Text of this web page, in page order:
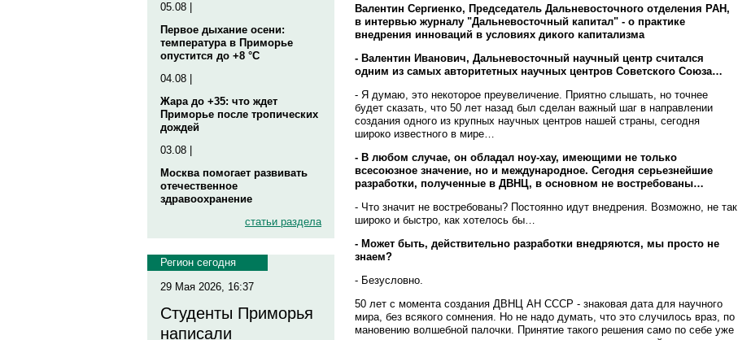
05.08 |
Первое дыхание осени:
температура в Приморье
опустится до +8 °C
04.08 |
Жара до +35: что ждет
Приморье после тропических
дождей
03.08 |
Москва помогает развивать
отечественное
здравоохранение
статьи раздела
Регион сегодня
29 Мая 2026, 16:37
Студенты Приморья
написали
Валентин Сергиенко, Председатель Дальневосточного отделения РАН,
в интервью журналу "Дальневосточный капитал" - о практике
внедрения инноваций в условиях дикого капитализма
- Валентин Иванович, Дальневосточный научный центр считался
одним из самых авторитетных научных центров Советского Союза…
- Я думаю, это некоторое преувеличение. Приятно слышать, но точнее
будет сказать, что 50 лет назад был сделан важный шаг в направлении
создания одного из крупных научных центров нашей страны, сегодня
широко известного в мире…
- В любом случае, он обладал ноу-хау, имеющими не только
всесоюзное значение, но и международное. Сегодня серьезнейшие
разработки, полученные в ДВНЦ, в основном не востребованы…
- Что значит не востребованы? Постоянно идут внедрения. Возможно, не так
широко и быстро, как хотелось бы…
- Может быть, действительно разработки внедряются, мы просто не
знаем?
- Безусловно.
50 лет с момента создания ДВНЦ АН СССР - знаковая дата для научного
мира, без всякого сомнения. Но не надо думать, что это случилось враз, по
мановению волшебной палочки. Принятие такого решения само по себе уже